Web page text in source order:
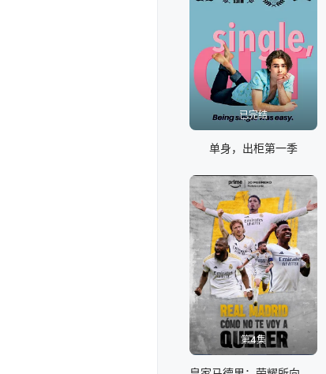
已完结
单身，出柜第一季
第4集